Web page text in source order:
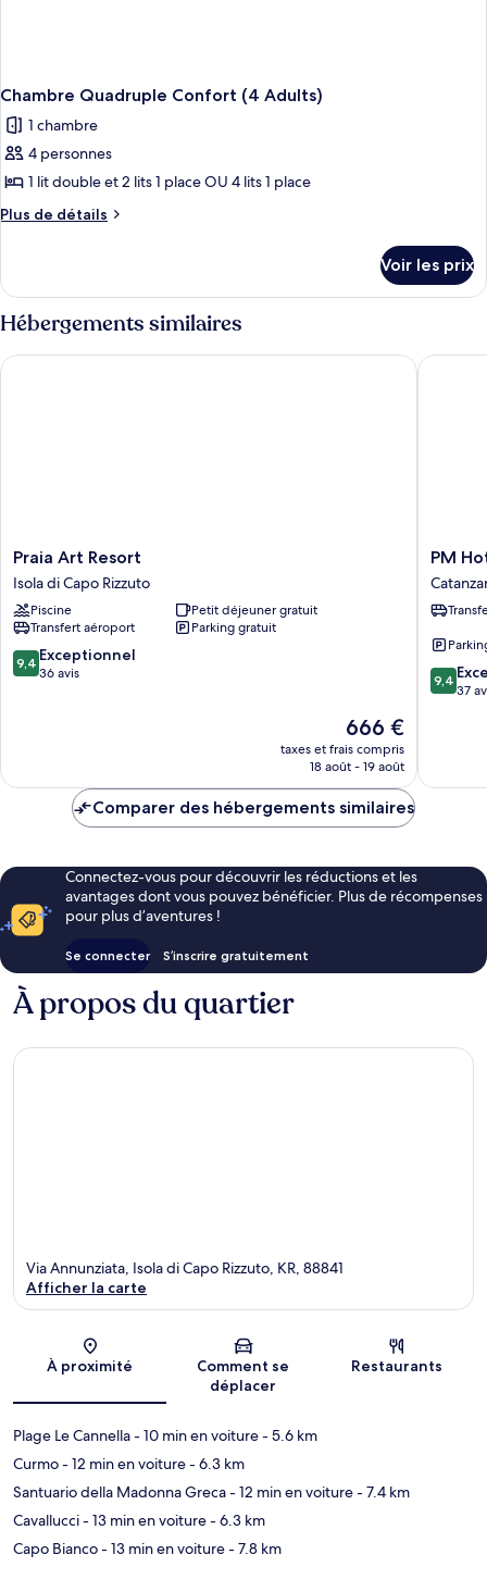
Chambre Quadruple Confort (4 Adults)
1 chambre
4 personnes
1 lit double et 2 lits 1 place OU 4 lits 1 place
Plus de détails
Plus
le
type
de
Chambre
Voir les prix
Hébergements similaires
Praia
Art
Resort
Isola
di
Capo
Rizzuto
Praia Art Resort
Isola di Capo Rizzuto
Piscine
Petit déjeuner gratuit
Transfert aéroport
Parking gratuit
9.4
sur
9,4 Exceptionnel
36 avis
Le
nouveau
prix
de
666 €
taxes et frais compris
18 août - 19 août
Praia Art Resort
PM
Hotel
PM
9.4
sur
9,4
37
PM
Comparer des hébergements similaires
Connectez-vous pour découvrir les réductions et les
avantages dont vous pouvez bénéficier. Plus de récompenses
pour plus d’aventures !
Se connecter S’inscrire gratuitement
À propos du quartier
Carte
Via Annunziata, Isola di Capo Rizzuto, KR, 88841
Afficher la carte
À proximité
Comment se
déplacer
Restaurants
Plage Le Cannella- 10 min en voiture- 5.6 km
Curmo- 12 min en voiture- 6.3 km
Santuario della Madonna Greca- 12 min en voiture- 7.4 km
Cavallucci- 13 min en voiture- 6.3 km
Capo Bianco- 13 min en voiture- 7.8 km